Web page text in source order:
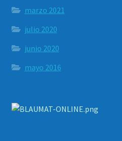
marzo 2021
julio 2020
junio 2020
mayo 2016